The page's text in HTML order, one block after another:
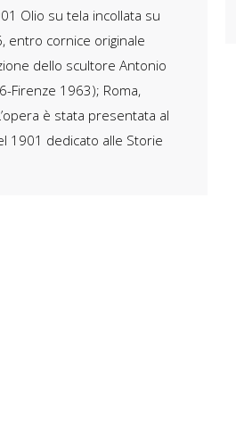
Olio su tela incollata su
entro cornice originale
dello scultore Antonio
Firenze 1963); Roma,
è stata presentata al
1901 dedicato alle Storie